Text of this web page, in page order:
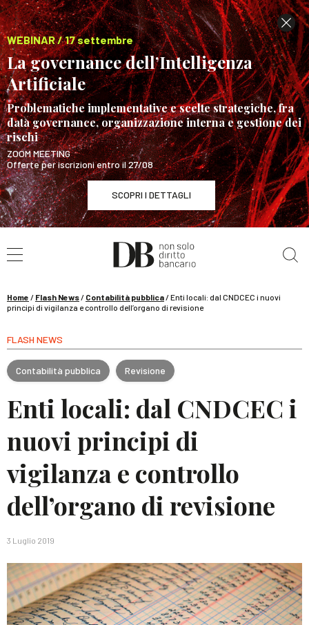
WEBINAR / 17 settembre
La governance dell’Intelligenza
Artificiale
Problematiche implementative e scelte strategiche, fra
data governance, organizzazione interna e gestione dei
rischi
ZOOM MEETING
Offerte per iscrizioni entro il 27/08
SCOPRI I DETTAGLI
WEBINAR / 17 settembre
La governance dell’Intelligenza Artificiale
Home / Flash News/ Contabilità pubblica/Enti locali: dal CNDCEC i nuovi
principi di vigilanza e controllo dell’organo di revisione
FLASH NEWS
Contabilità pubblica Revisione
Enti locali: dal CNDCEC i
nuovi principi di
vigilanza e controllo
dell’organo di revisione
3 Luglio 2019